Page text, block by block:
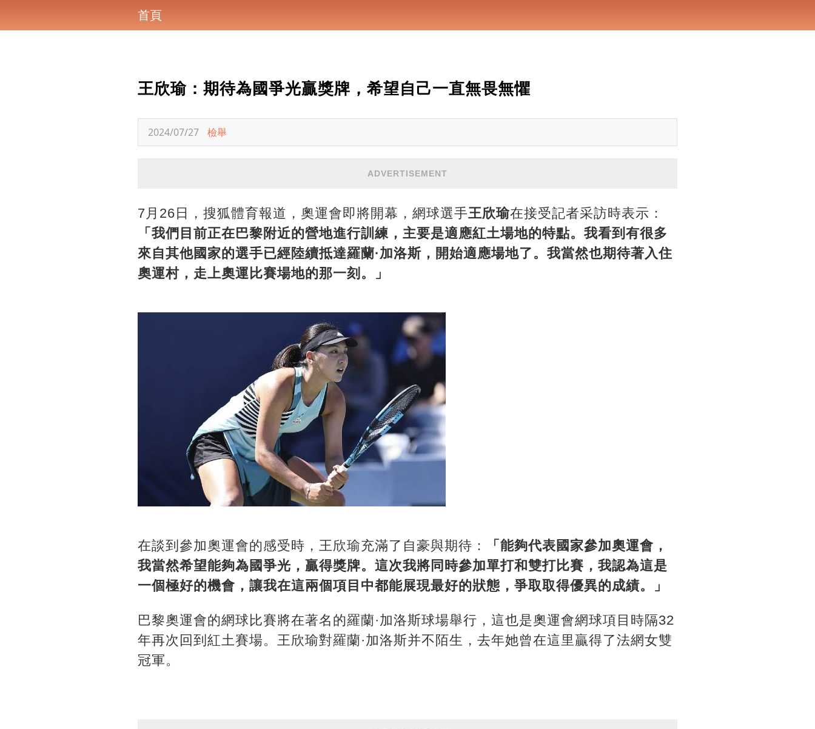
首頁
王欣瑜：期待為國爭光贏獎牌，希望自己一直無畏無懼
2024/07/27 檢舉
ADVERTISEMENT
7月26日，搜狐體育報道，奧運會即將開幕，網球選手王欣瑜在接受記者采訪時表示：
「我們目前正在巴黎附近的營地進行訓練，主要是適應紅土場地的特點。我看到有很多
來自其他國家的選手已經陸續抵達羅蘭·加洛斯，開始適應場地了。我當然也期待著入住
奧運村，走上奧運比賽場地的那一刻。」
在談到參加奧運會的感受時，王欣瑜充滿了自豪與期待：
「能夠代表國家參加奧運會，
我當然希望能夠為國爭光，贏得獎牌。這次我將同時參加單打和雙打比賽，我認為這是
一個極好的機會，讓我在這兩個項目中都能展現最好的狀態，爭取取得優異的成績。」
巴黎奧運會的網球比賽將在著名的羅蘭·加洛斯球場舉行，這也是奧運會網球項目時隔32
年再次回到紅土賽場。王欣瑜對羅蘭·加洛斯并不陌生，去年她曾在這里贏得了法網女雙
冠軍。